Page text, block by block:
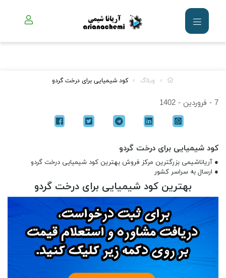
وبلاگ کود شیمیایی برای درخت گردو
7 - فروردین - 1402
کود شیمیایی برای درخت گردو
● آریاناشیمی بزرگترین مرکز فروش بهترین کود شیمیایی درخت گردو
● ارسال به سراسر کشور
بهترین کود شیمیایی برای درخت گردو